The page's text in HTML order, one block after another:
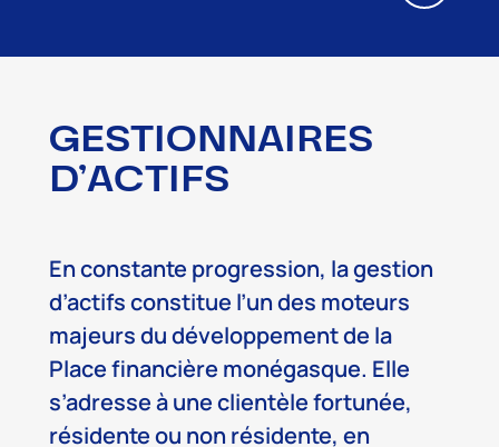
GESTIONNAIRES
D’ACTIFS
En constante progression, la gestion
d’actifs constitue l’un des moteurs
majeurs du développement de la
Place financière monégasque. Elle
s’adresse à une clientèle fortunée,
résidente ou non résidente, en